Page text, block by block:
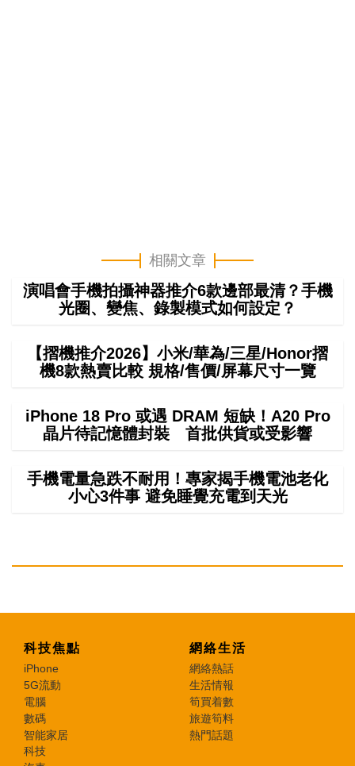
相關文章
演唱會手機拍攝神器推介6款邊部最清？手機
光圈、變焦、錄製模式如何設定？
【摺機推介2026】小米/華為/三星/Honor摺
機8款熱賣比較 規格/售價/屏幕尺寸一覽
iPhone 18 Pro 或遇 DRAM 短缺！A20 Pro
晶片待記憶體封裝 首批供貨或受影響
手機電量急跌不耐用！專家揭手機電池老化
小心3件事 避免睡覺充電到天光
科技焦點
iPhone
5G流動
電腦
數碼
智能家居
科技
網絡生活
網絡熱話
生活情報
筍買着數
旅遊筍料
熱門話題